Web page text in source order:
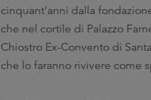
cinquant’anni dalla
che nel cortile di Palazzo
Chiostro Ex-Convento di
che lo faranno rivivere come